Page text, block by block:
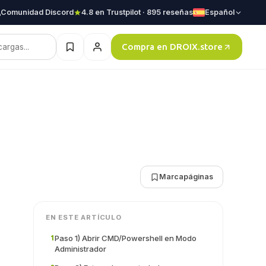
Comunidad Discord 4.8 en Trustpilot · 895 reseñas Español
Compra en DROIX.store
Marcapáginas
EN ESTE ARTÍCULO
1Paso 1) Abrir CMD/Powershell en Modo
Administrador